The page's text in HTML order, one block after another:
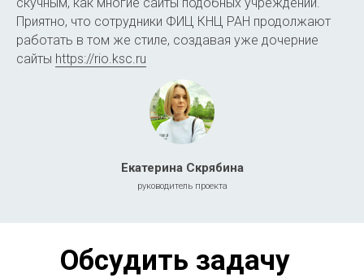
Приятно, что сотрудники ФИЦ КНЦ РАН продолжают
работать в том же стиле, создавая уже дочерние
сайты https://rio.ksc.ru
Екатерина Скрябина
руководитель проекта
Обсудить задачу